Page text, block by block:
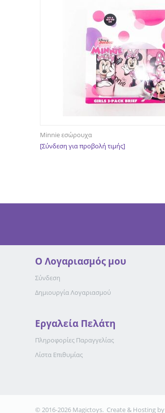
Minnie εσώρουχα
[Σύνδεση για προβολή τιμής]
Ο Λογαριασμός μου
Σύνδεση
Δημιουργία Λογαριασμού
Εργαλεία Πελάτη
Πληροφορίες Παραγγελίας
Λίστα Επιθυμίας
© 2016-2026 Magictoys. Create & Hosting by